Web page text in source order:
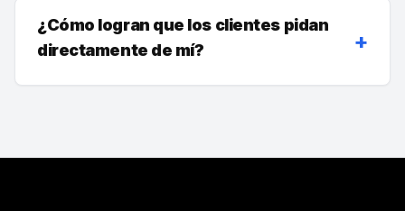
¿Cómo logran que los clientes pidan
directamente de mí?
+